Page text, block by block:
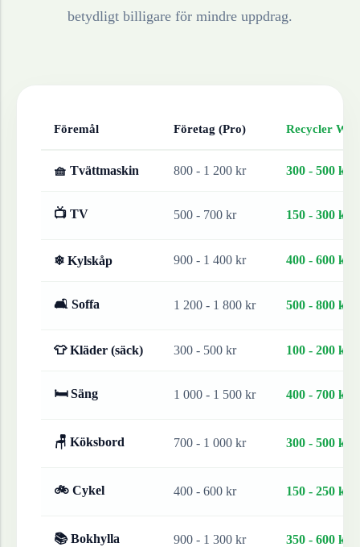
betydligt billigare för mindre uppdrag.
Föremål Företag (Pro) Recycler
🧺 Tvättmaskin 800 - 1 200 kr 300 - 500 kr
📺 TV 500 - 700 kr 150 - 300 kr
❄ Kylskåp 900 - 1 400 kr 400 - 600 kr
🛋 Soffa 1 200 - 1 800 kr 500 - 800 kr
👕 Kläder (säck) 300 - 500 kr 100 - 200 kr
🛏 Säng 1 000 - 1 500 kr 400 - 700 kr
🪑 Köksbord 700 - 1 000 kr 300 - 500 kr
🚲 Cykel 400 - 600 kr 150 - 250 kr
📚 Bokhylla 900 - 1 300 kr 350 - 600 kr